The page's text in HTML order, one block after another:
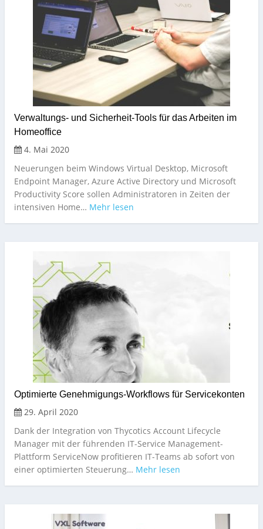
Verwaltungs- und Sicherheit-Tools für das Arbeiten im
Homeoffice
4. Mai 2020
Neuerungen beim Windows Virtual Desktop, Microsoft
Endpoint Manager, Azure Active Directory und Microsoft
Productivity Score sollen Administratoren in Zeiten der
intensiven Home… Mehr lesen
Optimierte Genehmigungs-Workflows für Servicekonten
29. April 2020
Dank der Integration von Thycotics Account Lifecycle
Manager mit der führenden IT-Service Management-
Plattform ServiceNow profitieren IT-Teams ab sofort von
einer optimierten Steuerung… Mehr lesen